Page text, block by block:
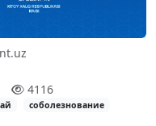
4116
соболезнование